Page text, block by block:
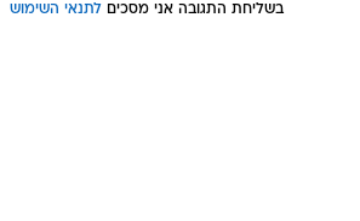
בשליחת התגובה אני מסכים לתנאי השימוש